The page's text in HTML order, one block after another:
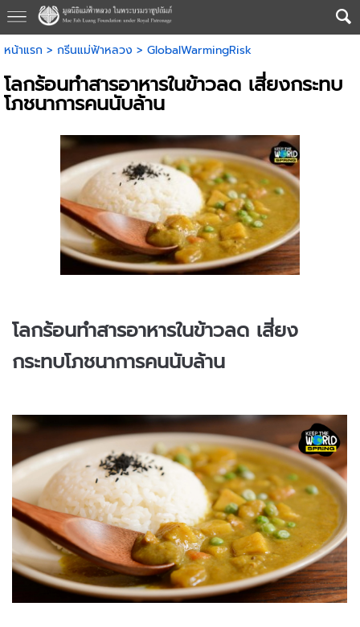
หน้าแรก > กรีนแม่ฟ้าหลวง > GlobalWarmingRisk
โลกร้อนทำสารอาหารในข้าวลด เสี่ยงกระทบ
โภชนาการคนนับล้าน
โลกร้อนทำสารอาหารในข้าวลด เสี่ยง
กระทบโภชนาการคนนับล้าน